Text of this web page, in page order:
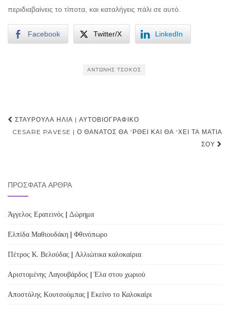
περιδιαβαίνεις το τίποτα, και καταλήγεις πάλι σε αυτό.
Facebook Twitter/X LinkedIn
ΑΝΤΏΝΗΣ ΤΣΌΚΟΣ
Post
navigation
ΣΤΑΥΡΟΎΛΑ ΗΛΊΑ | ΑΥΤΟΒΙΟΓΡΑΦΙΚΌ
CESARE PAVESE | Ο ΘΆΝΑΤΟΣ ΘΑ ‘ΡΘΕΙ ΚΑΙ ΘΑ ‘ΧΕΙ ΤΑ ΜΆΤΙΑ
ΣΟΥ
ΠΡΌΣΦΑΤΑ ΆΡΘΡΑ
Άγγελος Ερατεινός | Δώρημα
Ελπίδα Μαθιουδάκη | Φθινόπωρο
Πέτρος Κ. Βελούδας | Αλλιώτικα καλοκαίρια
Αριστομένης Λαγουβάρδος | Έλα στου χωριού
Αποστόλης Κουτσούμπας | Εκείνο το Καλοκαίρι